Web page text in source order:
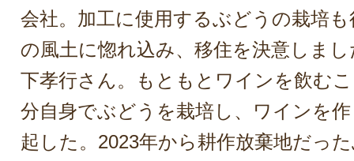
会社。加工に使用するぶどうの栽培
の風土に惚れ込み、移住を決意しま
下孝行さん。もともとワインを飲む
分自身でぶどうを栽培し、ワインを
起した。2023年から耕作放棄地だっ